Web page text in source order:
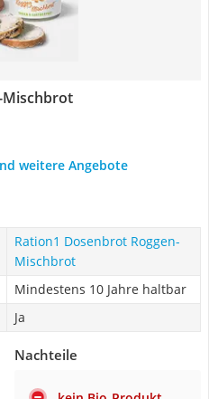
Mischbrot
weitere Angebote
Ration1 Dosenbrot Roggen-
Mischbrot
Mindestens 10 Jahre haltbar
Ja
Nachteile